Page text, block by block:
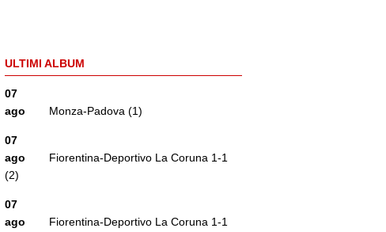
ULTIMI ALBUM
07
ago
Monza-Padova (1)
07
ago
Fiorentina-Deportivo La Coruna 1-1
(2)
07
ago
Fiorentina-Deportivo La Coruna 1-1